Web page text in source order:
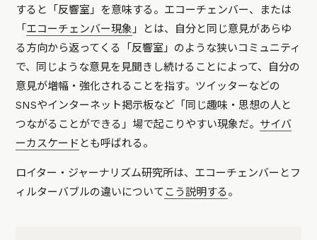
すると「反響室」を意味する。エコーチェンバー、または
「 エコーチェンバー現象 」とは、自分と同じ意見があらゆ
る方向から返ってくる「反響室」のような狭いコミュニティ
で、同じような意見を見聞きし続けることによって、自分の
意見が増幅・強化されることを指す。ツイッターなどの
SNSやインターネット掲示板など「同じ趣味・思想の人と
つながることができる」場で起こりやすい現象だ。 サイバ
ーカスケード とも呼ばれる。
ロイター・ジャーナリズム研究所は、エコーチェンバーとフ
ィルターバブルの違いについてこう説明する。